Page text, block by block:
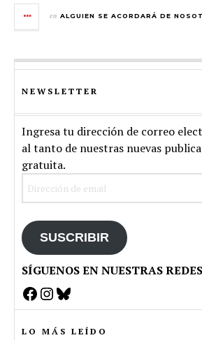
en ALGUIEN SE ACORDARÁ DE
NEWSLETTER
Ingresa tu dirección de correo
al tanto de nuestras nuevas
gratuita.
SUSCRIBIR
SÍGUENOS EN NUESTRAS
Facebook
Instagram
Bluesky
LO MÁS LEÍDO